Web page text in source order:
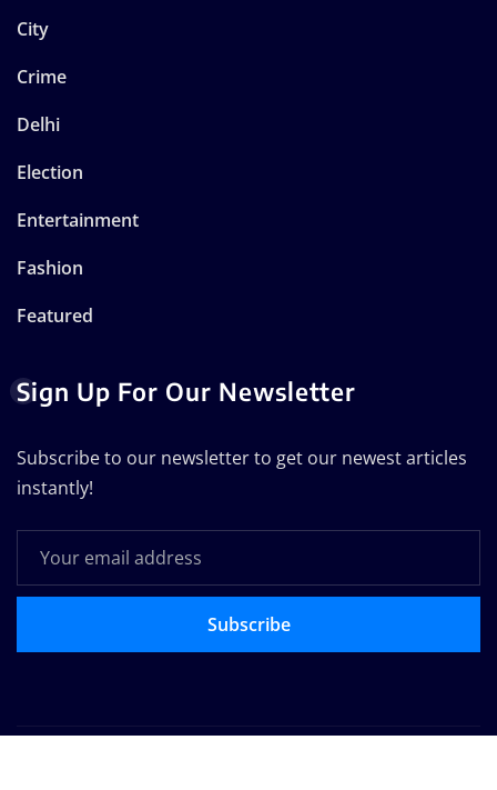
City
Crime
Delhi
Election
Entertainment
Fashion
Featured
Sign Up For Our Newsletter
Subscribe to our newsletter to get our newest articles
instantly!
Subscribe